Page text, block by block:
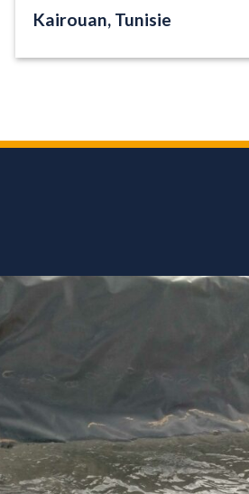
Kairouan, Tunisie